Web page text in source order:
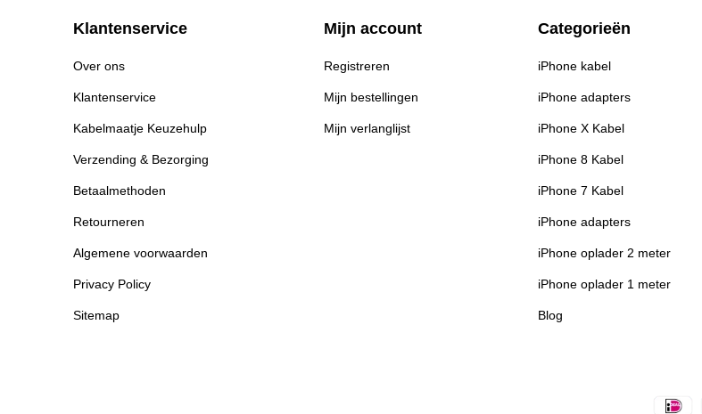
Klantenservice
Over ons
Klantenservice
Kabelmaatje Keuzehulp
Verzending & Bezorging
Betaalmethoden
Retourneren
Algemene voorwaarden
Privacy Policy
Sitemap
Mijn account
Registreren
Mijn bestellingen
Mijn verlanglijst
Categorieën
iPhone kabel
iPhone adapters
iPhone X Kabel
iPhone 8 Kabel
iPhone 7 Kabel
iPhone adapters
iPhone oplader 2 meter
iPhone oplader 1 meter
Blog